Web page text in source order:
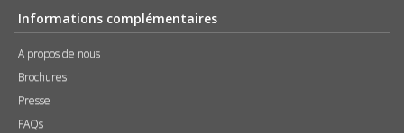
Informations complémentaires
A propos de nous
Brochures
Presse
FAQs